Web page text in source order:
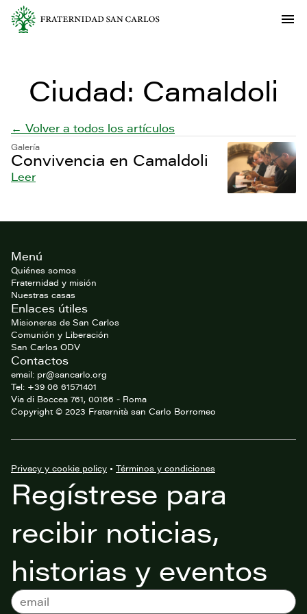
Ciudad: Camaldoli
← Volver a todos los artículos
Galería
Convivencia en Camaldoli
Leer
Footer
website
Menú
Quiénes somos
Fraternidad y misión
Nuestras casas
Enlaces útiles
Misioneras de San Carlos
Comunión y Liberación
San Carlos ODV
Contactos
email: pr@sancarlo.org
Tel: +39 06 61571401
Via di Boccea 761, 00166 - Roma
Copyright © 2023 Fraternità san Carlo Borromeo
Privacy y cookie policy • Términos y condiciones
Regístrese para
recibir noticias,
historias y eventos